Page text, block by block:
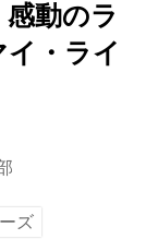
動のラ
・ライ
ズ